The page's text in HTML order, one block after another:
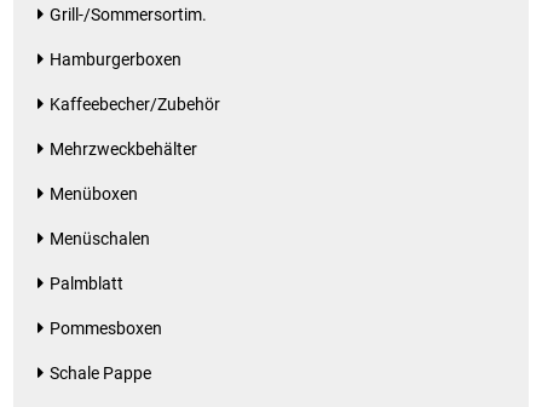
Mehl / Griess / Stärke / Getreide
Obst
Obstkonserven
Papier / Hygiene
Grill-/Sommersortim.
Hamburgerboxen
Kaffeebecher/Zubehör
Mehrzweckbehälter
Menüboxen
Menüschalen
Palmblatt
Pommesboxen
Schale Pappe